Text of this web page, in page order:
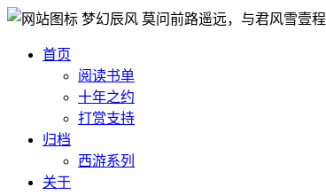
梦幻辰风 莫问前路遥远，与君风雪壹程
首页
阅读书单
十年之约
打赏支持
归档
西游系列
关于